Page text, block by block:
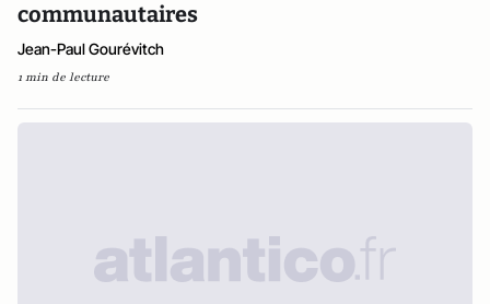
communautaires
Jean-Paul Gourévitch
1 min de lecture